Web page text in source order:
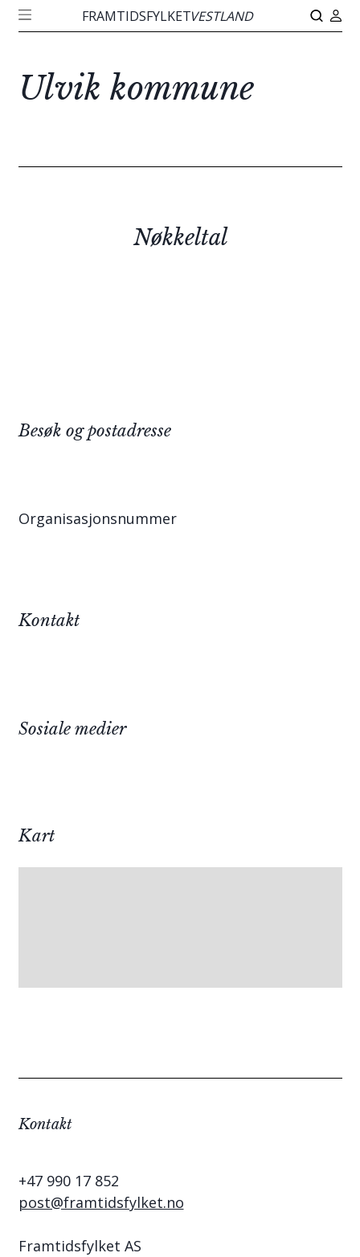
FRAMTIDSFYLKETVESTLAND
Ulvik kommune
Nøkkeltal
Besøk og postadresse
Organisasjonsnummer
Kontakt
Sosiale medier
Kart
Kontakt
+47 990 17 852
post@framtidsfylket.no
Framtidsfylket AS